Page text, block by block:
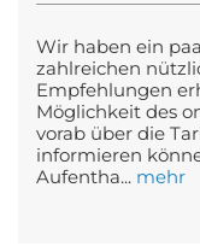
Wir haben ein
zahlreichen
Empfehlungen
Möglichkeit des
vorab über die
informieren
Aufentha... mehr